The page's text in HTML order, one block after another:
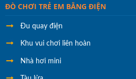
ĐÒ CHƠI TRẺ EM BẰNG ĐIỆN
Đu quay điện
Khu vui chơi liên hoàn
Nhà hơi mini